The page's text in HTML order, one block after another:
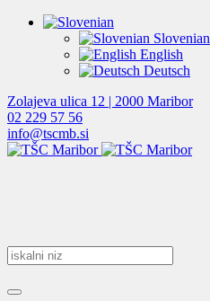
Slovenian
English
Deutsch
Zolajeva ulica 12 | 2000 Maribor
02 229 57 56
info@tscmb.si